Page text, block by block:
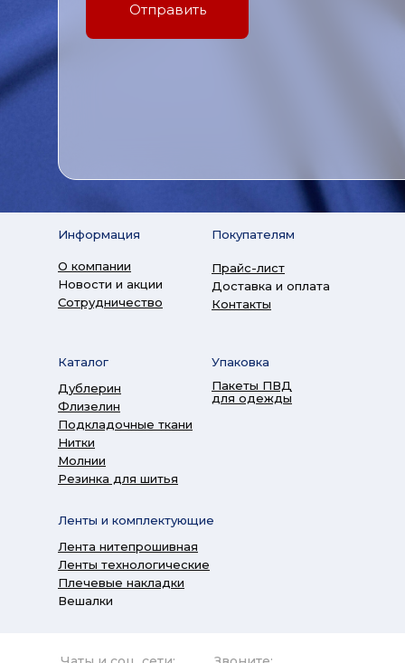
Отправить
Информация
О компании
Новости и акции
Сотрудничество
Покупателям
Прайс-лист
Доставка и оплата
Контакты
Каталог
Дублерин
Флизелин
Подкладочные ткани
Нитки
Молнии
Резинка для шитья
Ленты и комплектующие
Лента нитепрошивная
Ленты технологические
Плечевые накладки
Вешалки
Упаковка
Пакеты ПВД
для одежды